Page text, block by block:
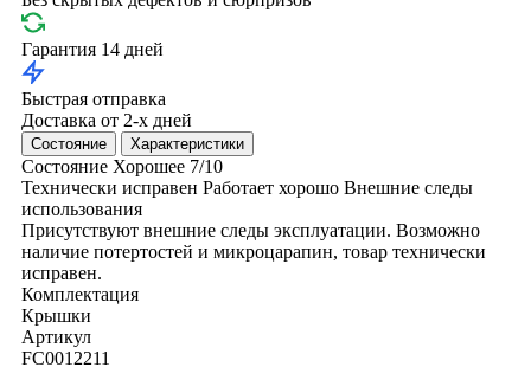
Гарантия 14 дней
Быстрая отправка
Доставка от 2-х дней
Состояние Характеристики
Состояние Хорошее 7/10
Технически исправен Работает хорошо Внешние следы
использования
Присутствуют внешние следы эксплуатации. Возможно
наличие потертостей и микроцарапин, товар технически
исправен.
Комплектация
Крышки
Артикул
FC0012211